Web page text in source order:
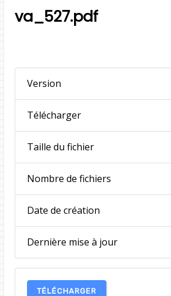
va_527.pdf
Version
Télécharger
Taille du fichier
Nombre de fichiers
Date de création
Dernière mise à jour
TÉLÉCHARGER